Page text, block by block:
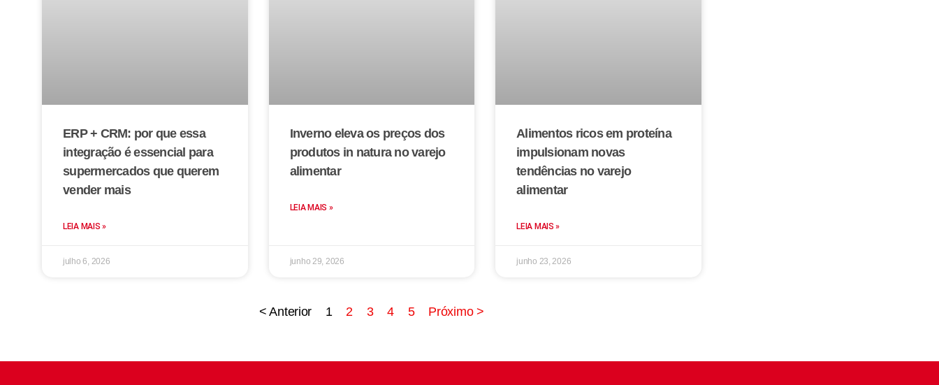
ERP + CRM: por que essa
integração é essencial para
supermercados que querem
vender mais
LEIA MAIS »
julho 6, 2026
Inverno eleva os preços dos
produtos in natura no varejo
alimentar
LEIA MAIS »
junho 29, 2026
Alimentos ricos em proteína
impulsionam novas
tendências no varejo
alimentar
LEIA MAIS »
junho 23, 2026
< Anterior 1 2 3 4 5 Próximo >